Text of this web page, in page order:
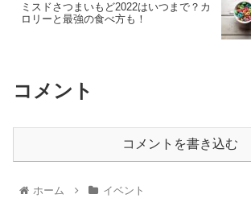
ミスドさつまいもど2022はいつまで？カ
ロリーと最強の食べ方も！
コメント
コメントを書き込む
ホーム イベント